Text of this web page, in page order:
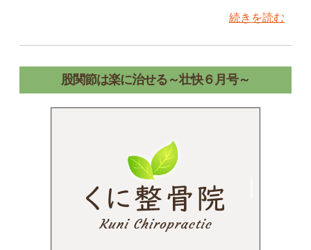
続きを読む
股関節は楽に治せる～壮快６月号～